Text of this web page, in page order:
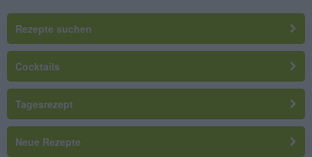
Rezepte suchen
Cocktails
Tagesrezept
Neue Rezepte